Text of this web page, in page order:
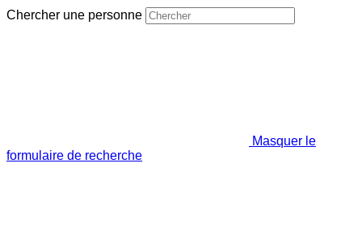
Chercher une personne
Masquer le
formulaire de recherche